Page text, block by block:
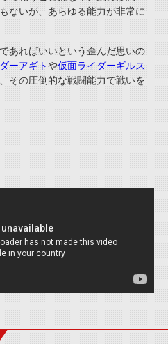
ないが、あらゆる能力が非常に
であればいいという歪んだ思いの
ーアギトや仮面ライダーギルス
その圧倒的な戦闘能力で戦いを